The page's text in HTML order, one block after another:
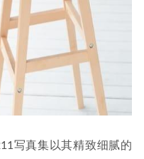
写真集以其精致细腻的